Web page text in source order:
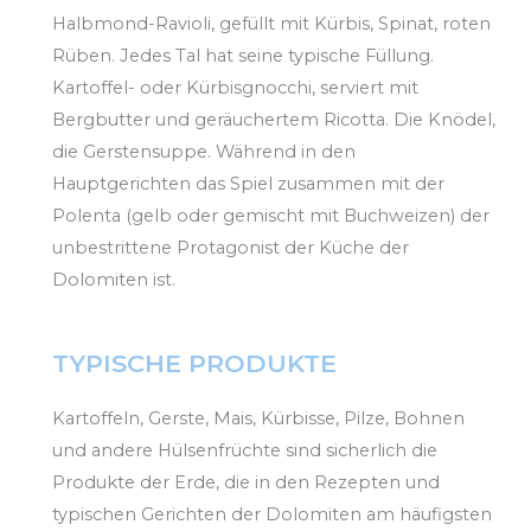
Halbmond-Ravioli, gefüllt mit Kürbis, Spinat, roten
Rüben. Jedes Tal hat seine typische Füllung.
Kartoffel- oder Kürbisgnocchi, serviert mit
Bergbutter und geräuchertem Ricotta. Die Knödel,
die Gerstensuppe. Während in den
Hauptgerichten das Spiel zusammen mit der
Polenta (gelb oder gemischt mit Buchweizen) der
unbestrittene Protagonist der Küche der
Dolomiten ist.
TYPISCHE PRODUKTE
Kartoffeln, Gerste, Mais, Kürbisse, Pilze, Bohnen
und andere Hülsenfrüchte sind sicherlich die
Produkte der Erde, die in den Rezepten und
typischen Gerichten der Dolomiten am häufigsten